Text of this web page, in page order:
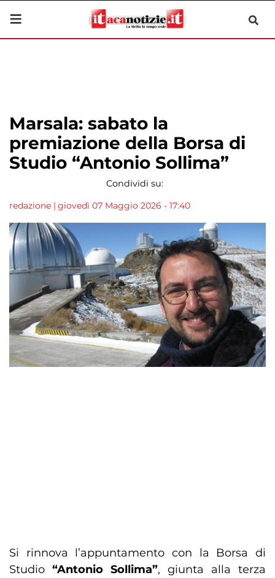
Marsala: sabato la
premiazione della Borsa di
Studio “Antonio Sollima”
Condividi su:
redazione | giovedì 07 Maggio 2026 - 17:40
Si rinnova l’appuntamento con la Borsa di
Studio “Antonio Sollima”, giunta alla terza